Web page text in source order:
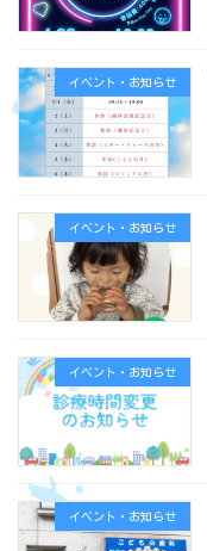
イベント・お知らせ
イベント・お知らせ
イベント・お知らせ
イベント・お知らせ